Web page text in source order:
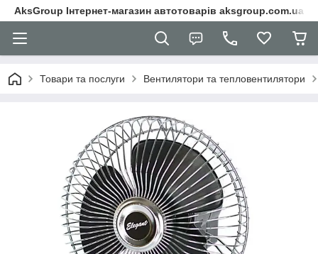
AksGroup Інтернет-магазин автотоварів aksgroup.com.ua
Товари та послуги Вентилятори та тепловентилятори